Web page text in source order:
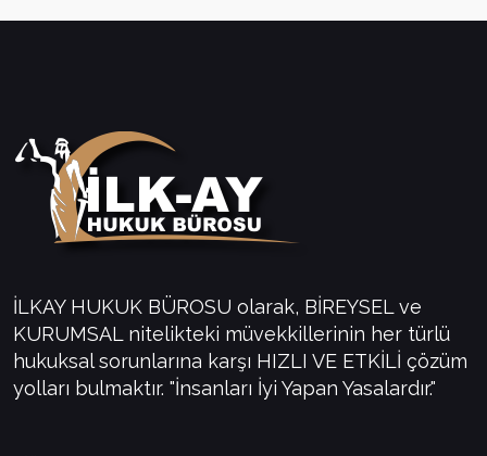
İLKAY HUKUK BÜROSU olarak, BİREYSEL ve
KURUMSAL nitelikteki müvekkillerinin her türlü
hukuksal sorunlarına karşı HIZLI VE ETKİLİ çözüm
yolları bulmaktır. "İnsanları İyi Yapan Yasalardır."